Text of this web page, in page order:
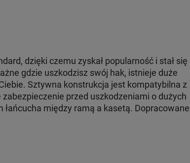
dzięki czemu zyskał popularność i stał się
gdzie uszkodzisz swój hak, istnieje duże
Sztywna konstrukcja jest kompatybilna z
przed uszkodzeniami o dużych
między ramą a kasetą. Dopracowane